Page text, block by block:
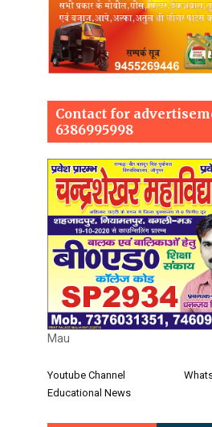
Contact for
6386995998
Mau
Youtube Channel
Educational News